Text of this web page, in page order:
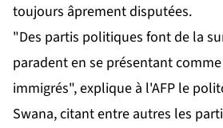
toujours âprement disputées.
"Des partis politiques font de la
paradent en se présentant
immigrés", explique à l'AFP le
Swana, citant entre autres les